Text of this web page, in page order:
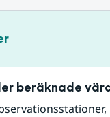
beräknade